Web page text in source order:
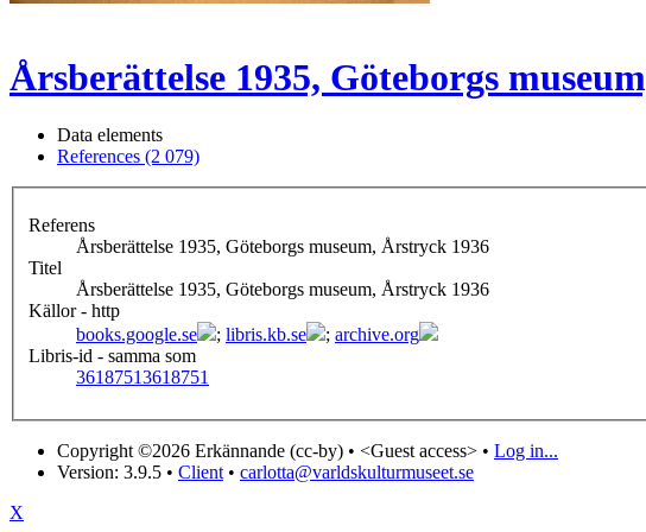
Årsberättelse 1935, Göteborgs
Data elements
References (2 079)
Referens
Årsberättelse 1935, Göteborgs museum, Årstryck 1936
Titel
Årsberättelse 1935, Göteborgs museum, Årstryck 1936
Källor - http
books.google.se
; libris.kb.se ; archive.org
Libris-id - samma som
36187513618751
Copyright ©2026 Erkännande (cc-by) • <Guest access> • Log in...
Version: 3.9.5 • Client • carlotta@varldskulturmuseet.se
X